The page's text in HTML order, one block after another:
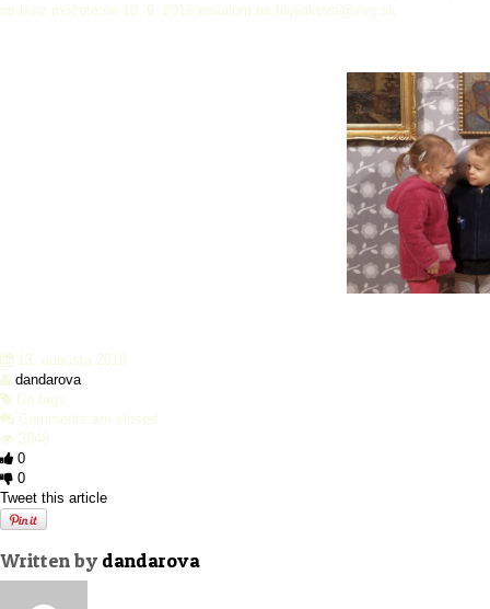
na kurz môžete do 10. 9. 2019 emailom na filipiakova@vsg.sk
13. augusta 2019
dandarova
No tags
Comments are closed
3048
0
0
Tweet this article
Written by dandarova